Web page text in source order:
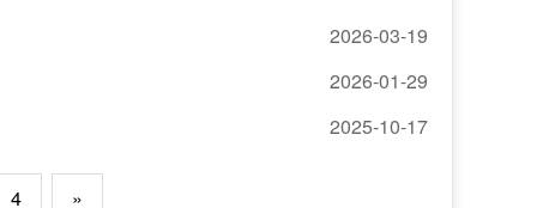
2026-03-19
2026-01-29
2025-10-17
4 »